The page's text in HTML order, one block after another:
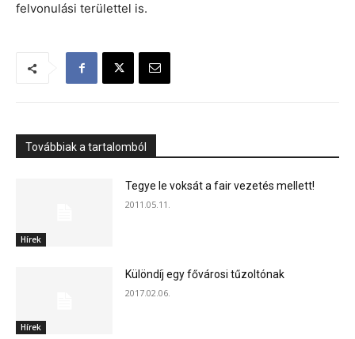
felvonulási területtel is.
Továbbiak a tartalomból
Hírek
Tegye le voksát a fair vezetés mellett!
2011.05.11.
Hírek
Különdíj egy fővárosi tűzoltónak
2017.02.06.